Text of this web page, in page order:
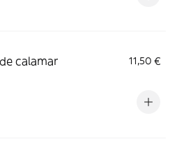
calamar
11,50 €